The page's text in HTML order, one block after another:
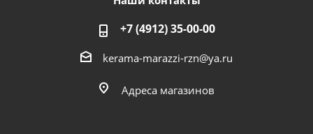
+7 (4912) 35-00-00
kerama-marazzi-rzn@ya.ru
Адреса магазинов